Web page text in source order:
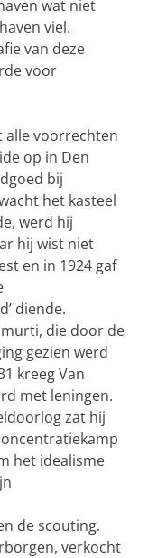
wat niet
viel.
van deze
voor
alle voorrechten
op in Den
bij
het kasteel
werd hij
hij wist niet
en in 1924 gaf
diende.
die door de
gezien werd
kreeg Van
met leningen.
zat hij
het idealisme
de scouting.
verkocht